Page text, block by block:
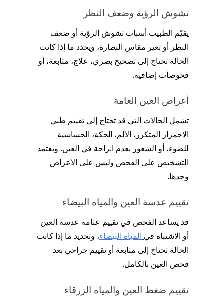
تشوش الرؤية وضعف النظر
يقيّم الطبيب أسباب تشوش الرؤية أو ضعف
النظر أو تغير مقاس النظارة، ويحدد ما إذا كانت
الحالة تحتاج إلى تصحيح بصري، علاج، متابعة، أو
فحوصات إضافية.
أعراض العين العامة
تشمل الحالات التي قد تحتاج إلى تقييم طبي
الاحمرار المتكرر، الألم، الحكة، الحساسية
للضوء، أو الشعور بعدم الراحة في العين. ويعتمد
التشخيص على الفحص وليس على الأعراض
وحدها.
تقييم عدسة العين والمياه البيضاء
قد يساعد الفحص في تقييم عتامة عدسة العين
أو الاشتباه في المياه البيضاء، وتحديد ما إذا كانت
الحالة تحتاج إلى متابعة أو تقييم جراحي بعد
فحص العين بالكامل.
تقييم ضغط العين والمياه الزرقاء